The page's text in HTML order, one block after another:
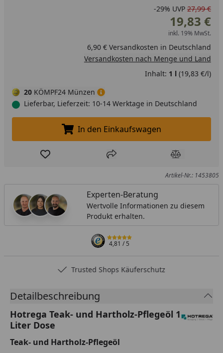
-29% UVP 27,99 €
19,83 €
inkl. 19% MwSt.
6,90 € Versandkosten in Deutschland
Versandkosten nach Menge und Land
Inhalt: 1 l (19,83 €/l)
20 KÖMPF24 Münzen
Lieferbar, Lieferzeit: 10-14 Werktage in Deutschland
In den Einkaufswagen legen
In den Einkaufswagen
Produkt zur Wunschliste hinzufügen
Teilen Produkt
Artikel-Nr.: 1453805
Experten-Beratung
Wertvolle Informationen zu diesem
Produkt erhalten.
4,81/ 5
Trusted Shops Käuferschutz
Detailbeschreibung
Hotrega Teak- und Hartholz-Pflegeöl 1
Liter Dose
Teak- und Hartholz-Pflegeöl